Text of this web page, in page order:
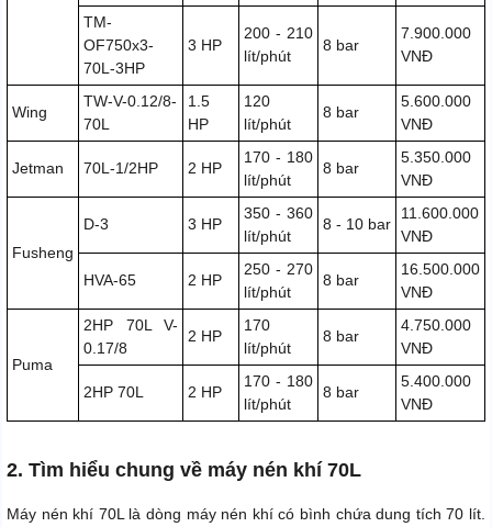
TM-
OF750x3-
70L-3HP
3 HP
200 - 210
lít/phút
8 bar
7.900.000
VNĐ
Wing
TW-V-0.12/8-
70L
1.5
HP
120
lít/phút
8 bar
5.600.000
VNĐ
Jetman 70L-1/2HP 2 HP
170 - 180
lít/phút
8 bar
5.350.000
VNĐ
Fusheng
D-3 3 HP
350 - 360
lít/phút
8 - 10 bar
11.600.000
VNĐ
HVA-65 2 HP
250 - 270
lít/phút
8 bar
16.500.000
VNĐ
Puma
2HP 70L V-
0.17/8
2 HP
170
lít/phút
8 bar
4.750.000
VNĐ
2HP 70L 2 HP
170 - 180
lít/phút
8 bar
5.400.000
VNĐ
2. Tìm hiểu chung về máy nén khí 70L
Máy nén khí 70L là dòng máy nén khí có bình chứa dung tích 70 lít.